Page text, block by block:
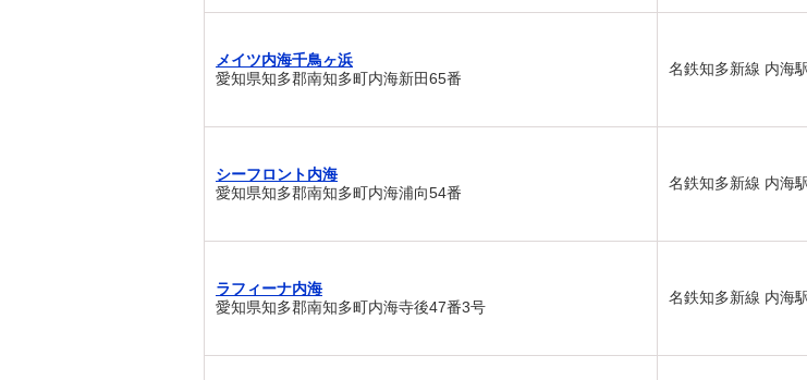
メイツ内海千鳥ヶ浜
愛知県知多郡南知多町内海新田65番
名鉄知多新線 内海
シーフロント内海
愛知県知多郡南知多町内海浦向54番
名鉄知多新線 内海
ラフィーナ内海
愛知県知多郡南知多町内海寺後47番3号
名鉄知多新線 内海